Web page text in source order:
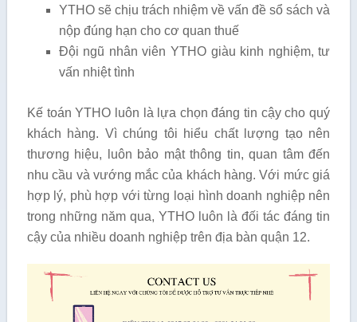
YTHO sẽ chịu trách nhiệm về vấn đề sổ sách và
nộp đúng hạn cho cơ quan thuế
Đội ngũ nhân viên YTHO giàu kinh nghiệm, tư
vấn nhiệt tình
Kế toán YTHO luôn là lựa chọn đáng tin cậy cho quý
khách hàng. Vì chúng tôi hiểu chất lượng tạo nên
thương hiệu, luôn bảo mật thông tin, quan tâm đến
nhu cầu và vướng mắc của khách hàng. Với mức giá
hợp lý, phù hợp với từng loại hình doanh nghiệp nên
trong những năm qua, YTHO luôn là đối tác đáng tin
cậy của nhiều doanh nghiệp trên địa bàn quận 12.